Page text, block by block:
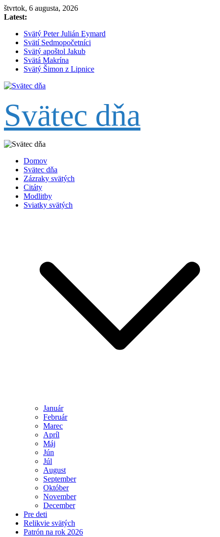
Skip
to
štvrtok, 6 augusta, 2026
Latest:
Svätý Peter Julián Eymard
Svätí Sedmopočetníci
Svätý apoštol Jakub
Svätá Makrína
Svätý Šimon z Lipnice
Svätec dňa
Domov
Svätec dňa
Zázraky svätých
Citáty
Modlitby
Sviatky svätých
Január
Február
Marec
Apríl
Máj
Jún
Júl
August
September
Október
November
December
Pre deti
Relikvie svätých
Patrón na rok 2026